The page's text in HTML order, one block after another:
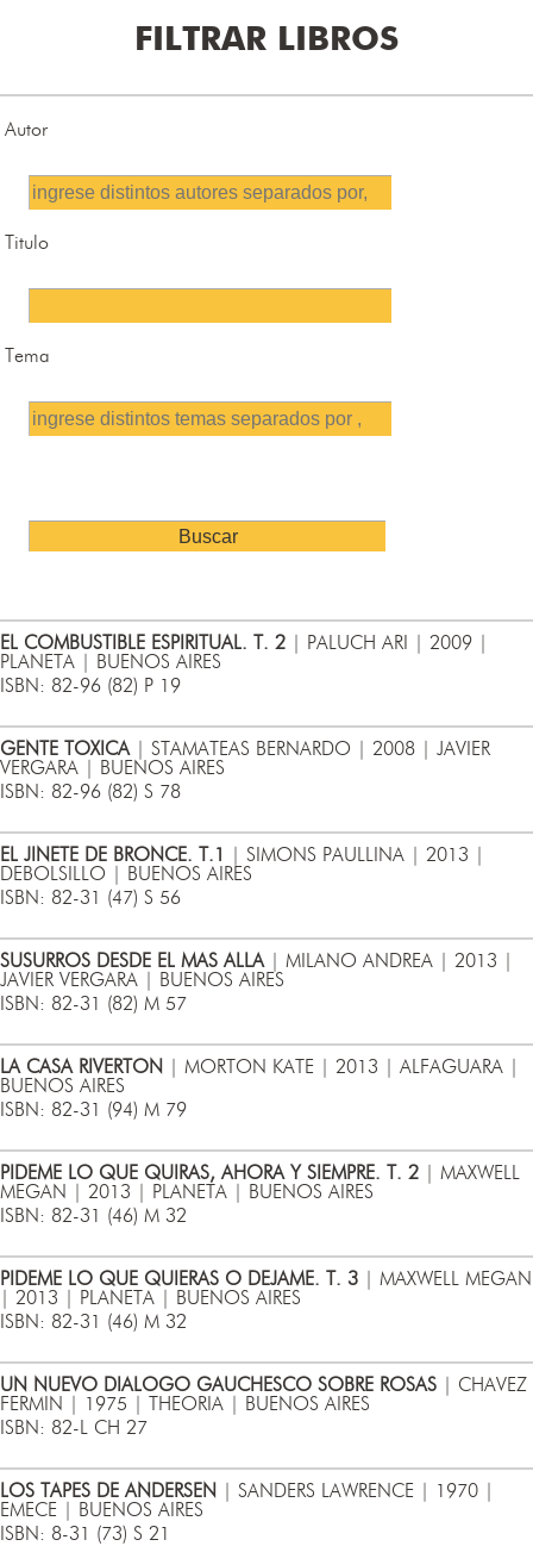
FILTRAR LIBROS
Autor
Titulo
Tema
EL COMBUSTIBLE ESPIRITUAL. T. 2 | PALUCH ARI | 2009 |
PLANETA | BUENOS AIRES
ISBN: 82-96 (82) P 19
GENTE TOXICA | STAMATEAS BERNARDO | 2008 | JAVIER
VERGARA | BUENOS AIRES
ISBN: 82-96 (82) S 78
EL JINETE DE BRONCE. T.1
| SIMONS PAULLINA | 2013 |
DEBOLSILLO | BUENOS AIRES
ISBN: 82-31 (47) S 56
SUSURROS DESDE EL MAS ALLA | MILANO ANDREA | 2013 |
JAVIER VERGARA | BUENOS AIRES
ISBN: 82-31 (82) M 57
LA CASA RIVERTON
| MORTON KATE | 2013 | ALFAGUARA |
BUENOS AIRES
ISBN: 82-31 (94) M 79
PIDEME LO QUE QUIRAS, AHORA Y SIEMPRE. T. 2 | MAXWELL
MEGAN | 2013 | PLANETA | BUENOS AIRES
ISBN: 82-31 (46) M 32
PIDEME LO QUE QUIERAS O DEJAME. T. 3 | MAXWELL MEGAN
| 2013 | PLANETA | BUENOS AIRES
ISBN: 82-31 (46) M 32
UN NUEVO DIALOGO GAUCHESCO SOBRE ROSAS | CHAVEZ
FERMIN | 1975 | THEORIA | BUENOS AIRES
ISBN: 82-L CH 27
LOS TAPES DE ANDERSEN
| SANDERS LAWRENCE | 1970 |
EMECE | BUENOS AIRES
ISBN: 8-31 (73) S 21